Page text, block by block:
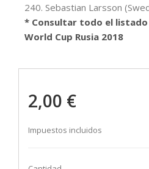
240. Sebastian Larsson
* Consultar todo el listado
World Cup Rusia 2018
2,00 €
Impuestos incluidos